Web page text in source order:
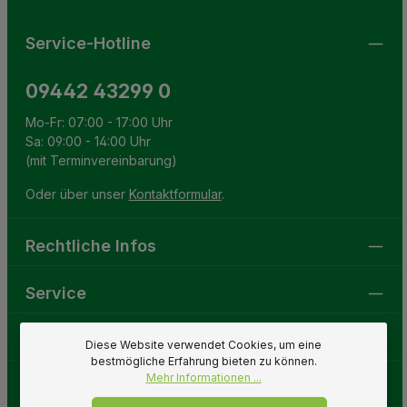
Service-Hotline
09442 43299 0
Mo-Fr: 07:00 - 17:00 Uhr
Sa: 09:00 - 14:00 Uhr
(mit Terminvereinbarung)
Oder über unser Kontaktformular.
Rechtliche Infos
Service
GartenweltDiese Website verwendet Cookies, um eine
bestmögliche Erfahrung bieten zu können.
Mehr Informationen ...